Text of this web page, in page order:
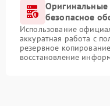
безопасное
Использование
аккуратная работа с
резервное
восстановление